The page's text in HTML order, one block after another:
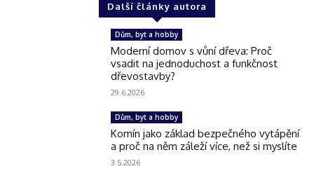
Další články autora
Dům, byt a hobby
Moderní domov s vůní dřeva: Proč
vsadit na jednoduchost a funkčnost
dřevostavby?
29.6.2026
Dům, byt a hobby
Komín jako základ bezpečného vytápění
a proč na něm záleží více, než si myslíte
3.5.2026